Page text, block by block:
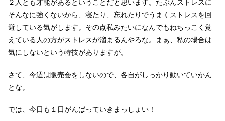
２人とも才能があるということだと思います。たぶんストレスに
そんなに強くないから、寝たり、忘れたりでうまくストレスを回
避している気がします。その点私みたいになんでもねちっこく覚
えている人の方がストレスが溜まるんやろな。まぁ、私の場合は
気にしないという特技がありますが。
さて、今週は販売会をしないので、各自がしっかり動いていかん
とな。
では、今日も１日がんばっていきまっしょい！